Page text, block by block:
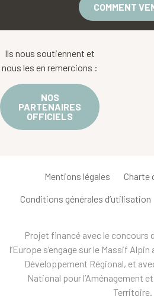
COMMENT
Ils nous soutiennent et
nous les en remercions :
NOS
PARTENAIRES
OFFICIELS
Mentions légales Charte
Conditions générales d’utilisation
Projet financé avec le concours
l’Europe s’engage sur le Massif
Développement Régional, et
National pour l’Aménagement
Territoire.